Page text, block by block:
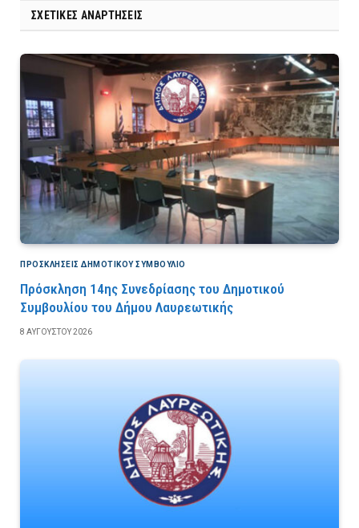
ΣΧΕΤΙΚΈΣ ΑΝΑΡΤΉΣΕΙΣ
ΠΡΟΣΚΛΉΣΕΙΣ ΔΗΜΟΤΙΚΟΎ ΣΥΜΒΟΎΛΙΟ
Πρόσκληση 14ης Συνεδρίασης του Δημοτικού
Συμβουλίου του Δήμου Λαυρεωτικής
8 ΑΥΓΟΎΣΤΟΥ 2026